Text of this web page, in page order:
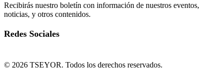
Recibirás nuestro boletín con información de nuestros eventos,
noticias, y otros contenidos.
Redes Sociales
© 2026 TSEYOR. Todos los derechos reservados.